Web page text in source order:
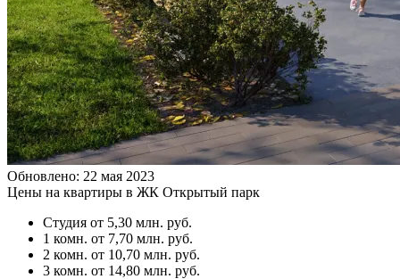
Обновлено: 22 мая 2023
Цены на квартиры в ЖК Открытый парк
Студия от 5,30 млн. руб.
1 комн. от 7,70 млн. руб.
2 комн. от 10,70 млн. руб.
3 комн. от 14,80 млн. руб.